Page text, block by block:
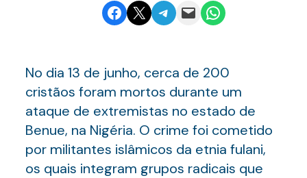
Share on Facebook
Email this PageShare on Telegram
Email this PageShare on WhatsApp
No dia 13 de junho, cerca de 200
cristãos foram mortos durante um
ataque de extremistas no estado de
Benue, na Nigéria. O crime foi cometido
por militantes islâmicos da etnia fulani,
os quais integram grupos radicais que